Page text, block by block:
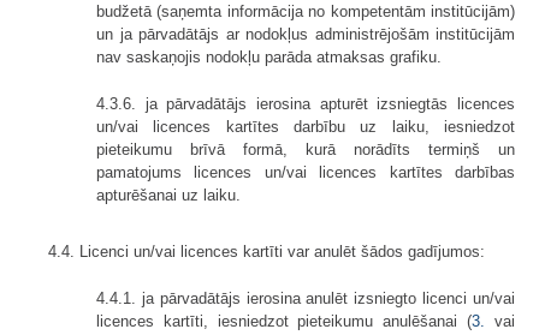
budžetā (saņemta informācija no kompetentām institūcijām)
un ja pārvadātājs ar nodokļus administrējošām institūcijām
nav saskaņojis nodokļu parāda atmaksas grafiku.
4.3.6. ja pārvadātājs ierosina apturēt izsniegtās licences
un/vai licences kartītes darbību uz laiku, iesniedzot
pieteikumu brīvā formā, kurā norādīts termiņš un
pamatojums licences un/vai licences kartītes darbības
apturēšanai uz laiku.
4.4. Licenci un/vai licences kartīti var anulēt šādos gadījumos:
4.4.1. ja pārvadātājs ierosina anulēt izsniegto licenci un/vai
licences kartīti, iesniedzot pieteikumu anulēšanai (3.vai